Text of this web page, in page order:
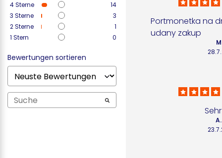
4Sterne
14
3 Sterne
3
2Sterne
1
1 Stern 0
Bewertungen sortieren
Portmonetka na
udany zakup